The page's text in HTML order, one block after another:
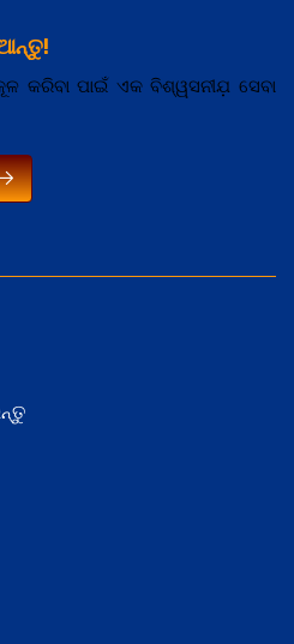
ପାଇଁ ଏକ ବିଶ୍ୱସନୀଯ଼ ସେବା